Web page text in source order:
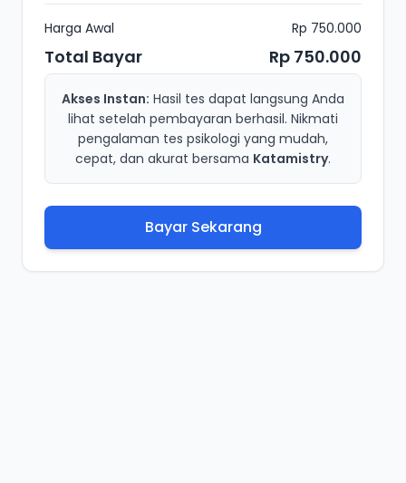
Harga Awal Rp 750.000
Total Bayar Rp 750.000
Akses Instan: Hasil tes dapat langsung Anda
lihat setelah pembayaran berhasil. Nikmati
pengalaman tes psikologi yang mudah,
cepat, dan akurat bersama Katamistry.
Bayar Sekarang